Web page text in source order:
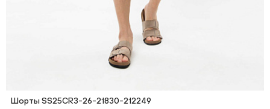
Шорты SS25CR3-26-21830-212249